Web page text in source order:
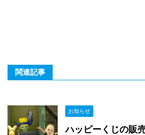
関連記事
お知らせ
ハッピーくじの販